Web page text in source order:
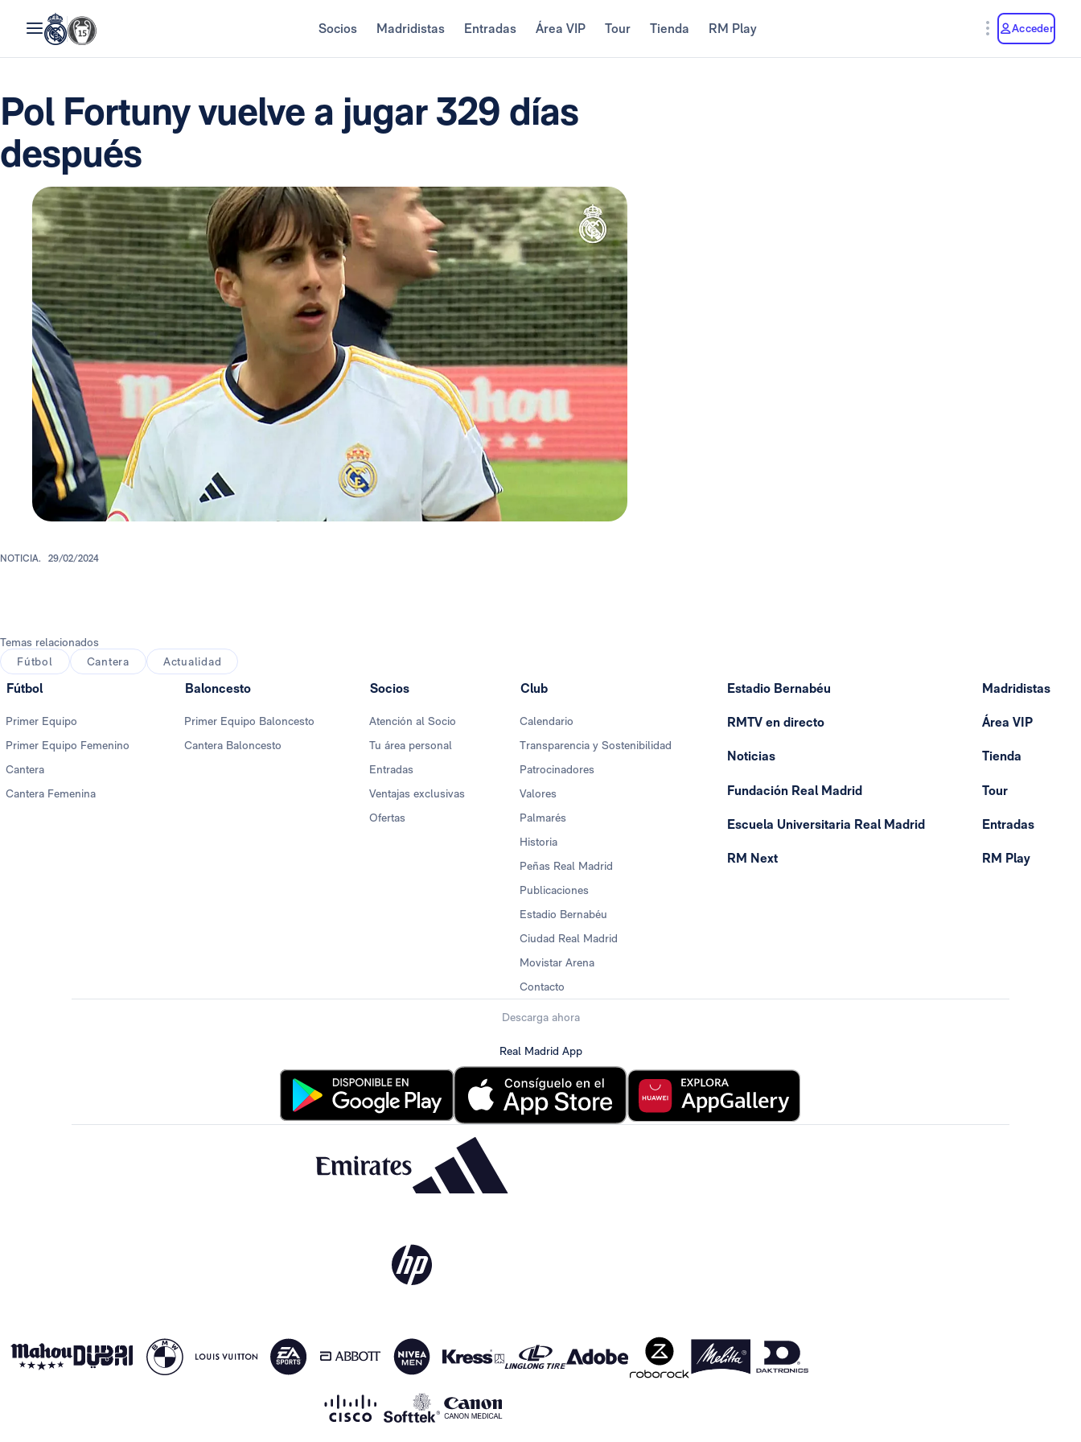
Socios Madridistas Entradas Área VIP Tour Tienda RM Play Acceder
Pol Fortuny vuelve a jugar 329 días
después
NOTICIA. 29/02/2024
Temas relacionados
Fútbol
Cantera Actualidad
Fútbol
Primer Equipo
Primer Equipo Femenino
Cantera
Cantera Femenina
Baloncesto
Primer Equipo Baloncesto
Cantera Baloncesto
Socios
Atención al Socio
Tu área personal
Entradas
Ventajas exclusivas
Ofertas
Club
Calendario
Transparencia y Sostenibilidad
Patrocinadores
Valores
Palmarés
Historia
Peñas Real Madrid
Publicaciones
Estadio Bernabéu
Ciudad Real Madrid
Movistar Arena
Contacto
Estadio Bernabéu
RMTV en directo
Noticias
Fundación Real Madrid
Escuela Universitaria Real Madrid
RM Next
Madridistas
Área VIP
Tienda
Tour
Entradas
RM Play
Descarga ahora
Real Madrid App